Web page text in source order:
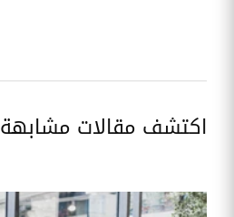
اكتشف مقالات مشابهة